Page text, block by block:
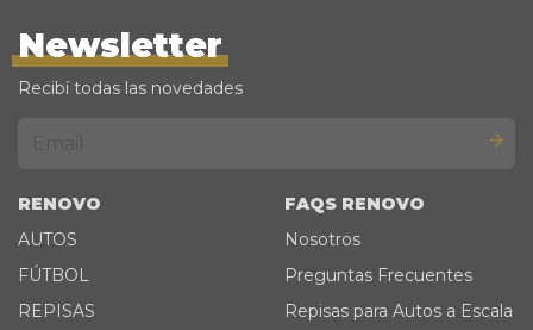
Newsletter
Recibí todas las novedades
RENOVO
AUTOS
FÚTBOL
REPISAS
FAQS RENOVO
Nosotros
Preguntas Frecuentes
Repisas para Autos a Escala